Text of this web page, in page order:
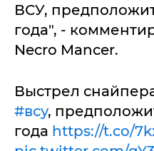
ВСУ,
года", -
Necro Mancer.
Выстрел
#всу,
года https://t.co/